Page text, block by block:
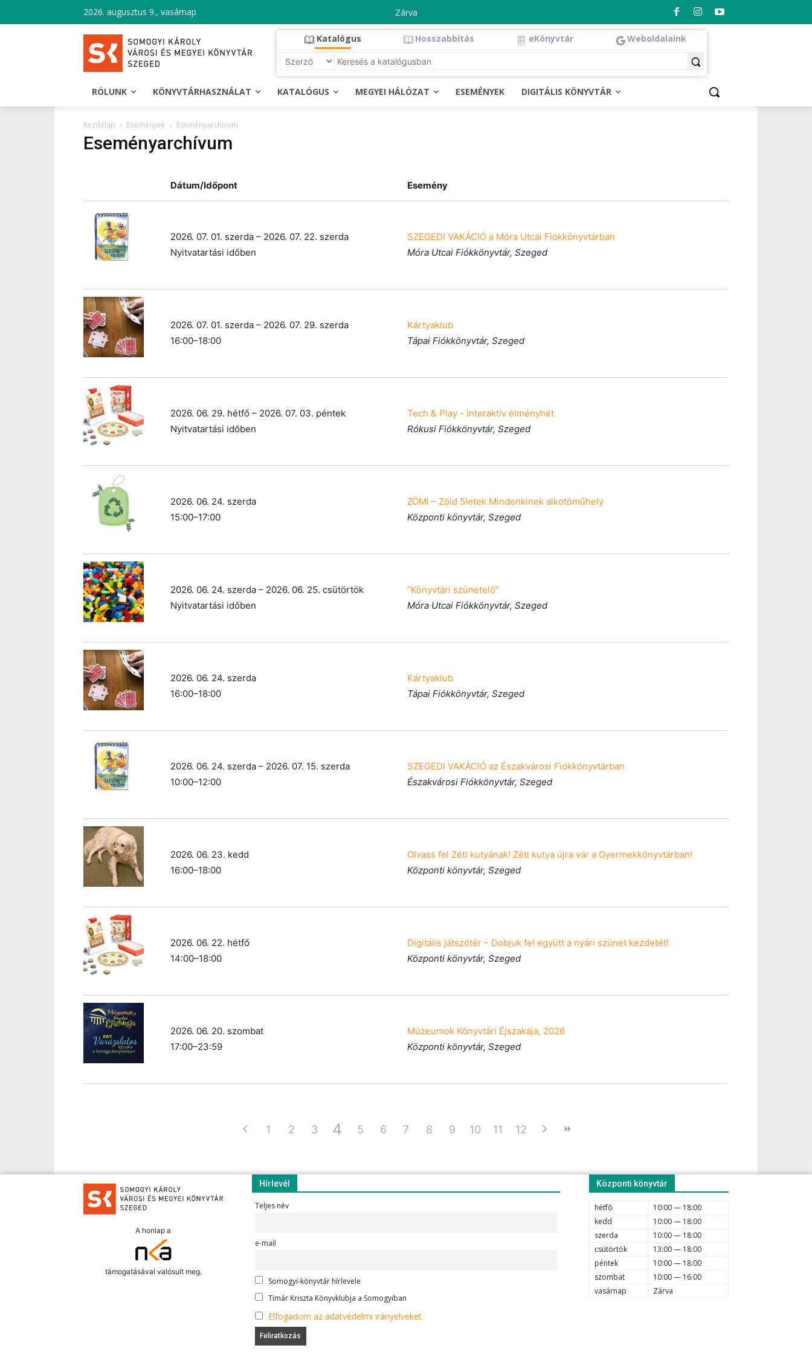
2026. augusztus 9., vasárnap Zárva
Katalógus Hosszabbítás eKönyvtár Weboldalaink
RÓLUNK KÖNYVTÁRHASZNÁLAT KATALÓGUS MEGYEI HÁLÓZAT ESEMÉNYEK DIGITÁLIS KÖNYVTÁR
Kezdőlap Események Eseményarchívum
Eseményarchívum
Dátum/Időpont Esemény
2026. 07. 01. szerda – 2026. 07. 22. szerda
Nyitvatartási időben
SZEGEDI VAKÁCIÓ a Móra Utcai Fiókkönyvtárban
Móra Utcai Fiókkönyvtár, Szeged
2026. 07. 01. szerda – 2026. 07. 29. szerda
16:00–18:00
Kártyaklub
Tápai Fiókkönyvtár, Szeged
2026. 06. 29. hétfő – 2026. 07. 03. péntek
Nyitvatartási időben
Tech & Play - interaktív élményhét
Rókusi Fiókkönyvtár, Szeged
2026. 06. 24. szerda
15:00–17:00
ZÖMI – Zöld 5letek Mindenkinek alkotóműhely
Központi könyvtár, Szeged
2026. 06. 24. szerda – 2026. 06. 25. csütörtök
Nyitvatartási időben
“Könyvtári szünetelő”
Móra Utcai Fiókkönyvtár, Szeged
2026. 06. 24. szerda
16:00–18:00
Kártyaklub
Tápai Fiókkönyvtár, Szeged
2026. 06. 24. szerda – 2026. 07. 15. szerda
10:00–12:00
SZEGEDI VAKÁCIÓ az Északvárosi Fiókkönyvtárban
Északvárosi Fiókkönyvtár, Szeged
2026. 06. 23. kedd
16:00–18:00
Olvass fel Zéti kutyának! Zéti kutya újra vár a Gyermekkönyvtárban!
Központi könyvtár, Szeged
2026. 06. 22. hétfő
14:00–18:00
Digitális játszótér – Dobjuk fel együtt a nyári szünet kezdetét!
Központi könyvtár, Szeged
2026. 06. 20. szombat
17:00–23:59
Múzeumok Könyvtári Éjszakája, 2026
Központi könyvtár, Szeged
1 2 3 4 5 6 7 8 9 10 11 12
A honlap a
támogatásával valósult meg.
Hírlevél
Teljes név
e-mail
Somogyi-könyvtár hírlevele
Timár Kriszta Könyvklubja a Somogyiban
Elfogadom az adatvédelmi irányelveket.
Központi könyvtár
hétfõ
10:00 — 18:00
kedd
10:00 — 18:00
szerda
10:00 — 18:00
csütörtök
13:00 — 18:00
péntek
10:00 — 18:00
szombat
10:00 — 16:00
vasárnap
Zárva